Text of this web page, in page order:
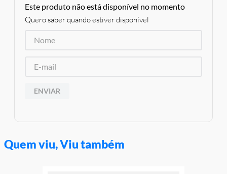
Aviso: As cores podem variar entre as imagens mostradas acima
e o produto Imagens meramente ilustrativas
Este produto não está disponível no momento
Quero saber quando estiver disponível
ENVIAR
Quem viu, Viu também